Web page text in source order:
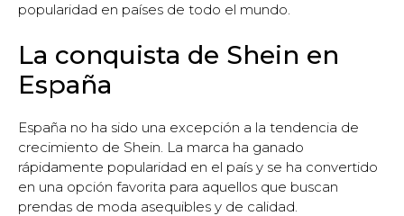
popularidad en países de todo el mundo.
La conquista de Shein en
España
España no ha sido una excepción a la tendencia de
crecimiento de Shein. La marca ha ganado
rápidamente popularidad en el país y se ha convertido
en una opción favorita para aquellos que buscan
prendas de moda asequibles y de calidad.